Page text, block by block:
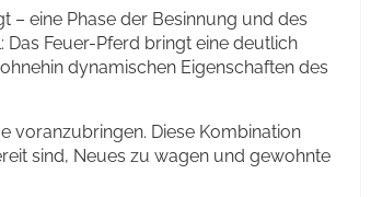
– eine Phase der Besinnung und des
Das Feuer-Pferd bringt eine deutlich
dynamischen Eigenschaften des
voranzubringen. Diese Kombination
sind, Neues zu wagen und gewohnte